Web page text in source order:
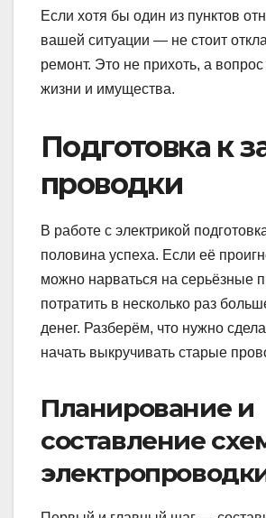
Если хотя бы один из пунктов
вашей ситуации — не стоит
ремонт. Это не прихоть, а
жизни и имущества.
Подготовка к
проводки
В работе с электрикой
половина успеха. Если её
можно нарваться на серьёзные
потратить в несколько раз
денег. Разберём, что нужно
начать выкручивать старые
Планирование и
составление